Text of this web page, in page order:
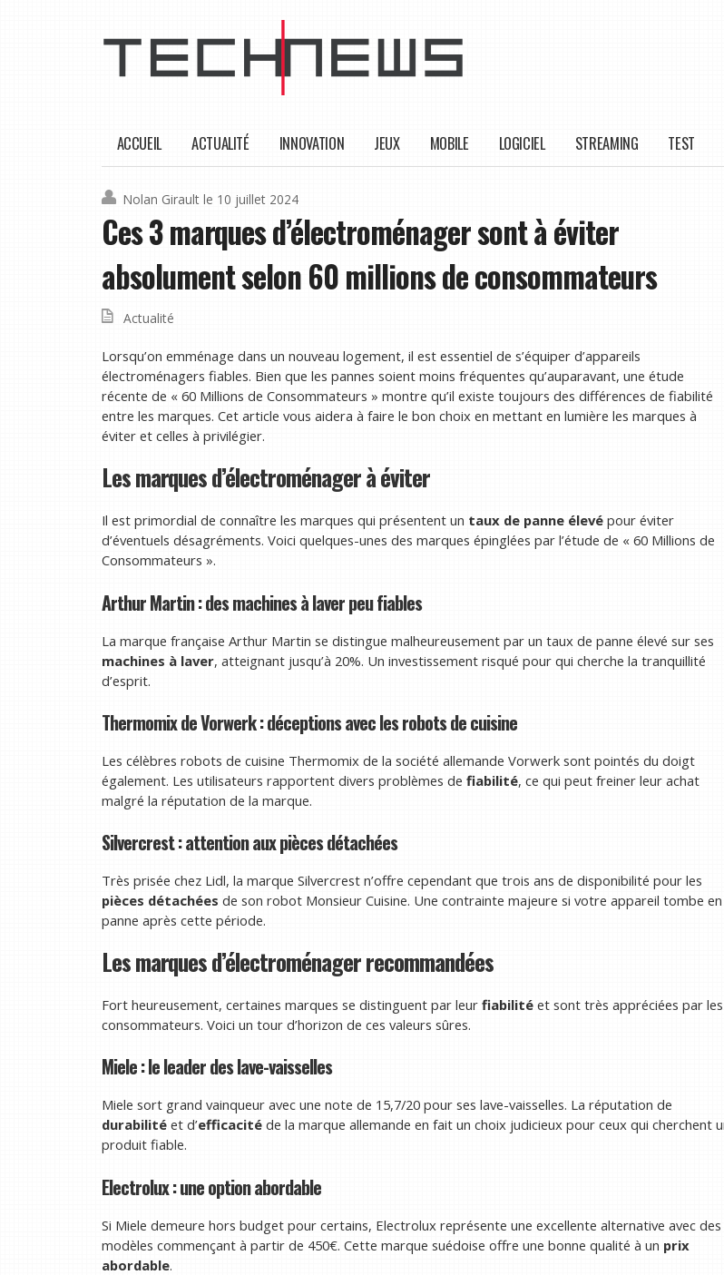
ACCUEIL ACTUALITÉ INNOVATION JEUX MOBILE LOGICIEL STREAMING TEST
Nolan Girault le 10 juillet 2024
Ces 3 marques d’électroménager sont à éviter
absolument selon 60 millions de consommateurs
Actualité
Lorsqu’on emménage dans un nouveau logement, il est essentiel de s’équiper d’appareils
électroménagers fiables. Bien que les pannes soient moins fréquentes qu’auparavant, une étude
récente de « 60 Millions de Consommateurs » montre qu’il existe toujours des différences de fiabilité
entre les marques. Cet article vous aidera à faire le bon choix en mettant en lumière les marques à
éviter et celles à privilégier.
Les marques d’électroménager à éviter
Il est primordial de connaître les marques qui présentent un taux de panne élevé pour éviter
d’éventuels désagréments. Voici quelques-unes des marques épinglées par l’étude de « 60 Millions de
Consommateurs ».
Arthur Martin : des machines à laver peu fiables
La marque française Arthur Martin se distingue malheureusement par un taux de panne élevé sur ses
machines à laver, atteignant jusqu’à 20%. Un investissement risqué pour qui cherche la tranquillité
d’esprit.
Thermomix de Vorwerk : déceptions avec les robots de cuisine
Les célèbres robots de cuisine Thermomix de la société allemande Vorwerk sont pointés du doigt
également. Les utilisateurs rapportent divers problèmes de fiabilité, ce qui peut freiner leur achat
malgré la réputation de la marque.
Silvercrest : attention aux pièces détachées
Très prisée chez Lidl, la marque Silvercrest n’offre cependant que trois ans de disponibilité pour les
pièces détachées de son robot Monsieur Cuisine. Une contrainte majeure si votre appareil tombe en
panne après cette période.
Les marques d’électroménager recommandées
Fort heureusement, certaines marques se distinguent par leur fiabilité et sont très appréciées par les
consommateurs. Voici un tour d’horizon de ces valeurs sûres.
Miele : le leader des lave-vaisselles
Miele sort grand vainqueur avec une note de 15,7/20 pour ses lave-vaisselles. La réputation de
durabilité et d’efficacité de la marque allemande en fait un choix judicieux pour ceux qui cherchent
produit fiable.
Electrolux : une option abordable
Si Miele demeure hors budget pour certains, Electrolux représente une excellente alternative avec des
modèles commençant à partir de 450€. Cette marque suédoise offre une bonne qualité à un prix
abordable.